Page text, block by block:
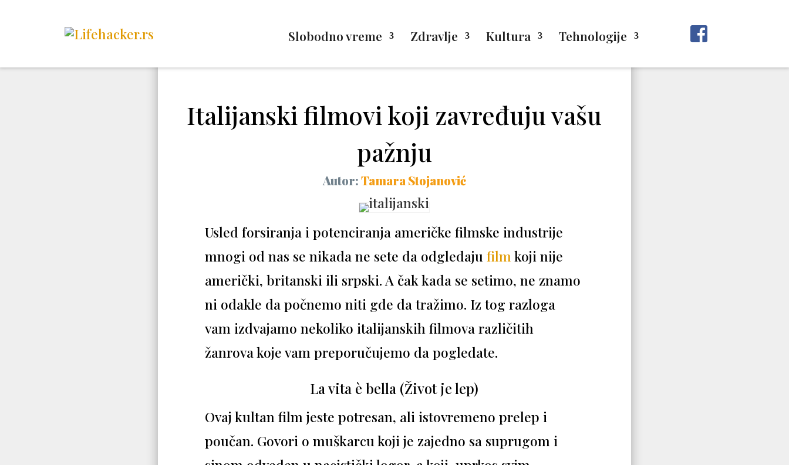
Slobodno vreme Zdravlje Kultura Tehnologije
Italijanski filmovi koji zavređuju vašu
pažnju
Autor:Tamara Stojanović
Usled forsiranja i potenciranja američke filmske industrije
mnogi od nas se nikada ne sete da odgledajufilmkoji nije
američki, britanski ili srpski. A čak kada se setimo, ne znamo
ni odakle da počnemo niti gde da tražimo. Iz tog razloga
vam izdvajamo nekoliko italijanskih filmova različitih
žanrova koje vam preporučujemo da pogledate.
La vita è bella (Život je lep)
Ovaj kultan film jeste potresan, ali istovremeno prelep i
poučan. Govori o muškarcu koji je zajedno sa suprugom i